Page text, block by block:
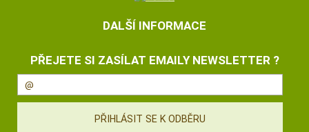
DALŠÍ INFORMACE
PŘEJETE SI ZASÍLAT EMAILY NEWSLETTER ?